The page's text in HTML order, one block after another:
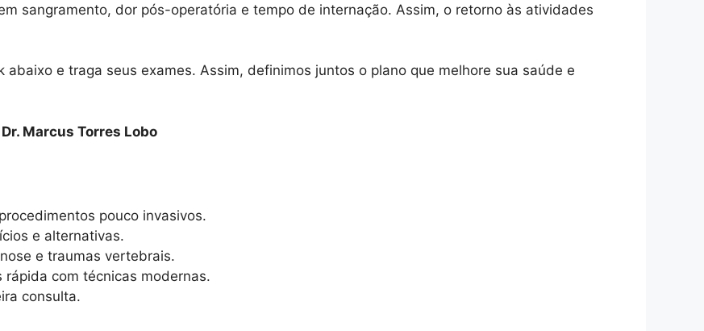
sangramento, dor pós-operatória e tempo de internação. Assim, o retorno às atividades
abaixo e traga seus exames. Assim, definimos juntos o plano que melhore sua saúde e
Marcus Torres Lobo
pouco invasivos.
e alternativas.
e traumas vertebrais.
com técnicas modernas.
consulta.